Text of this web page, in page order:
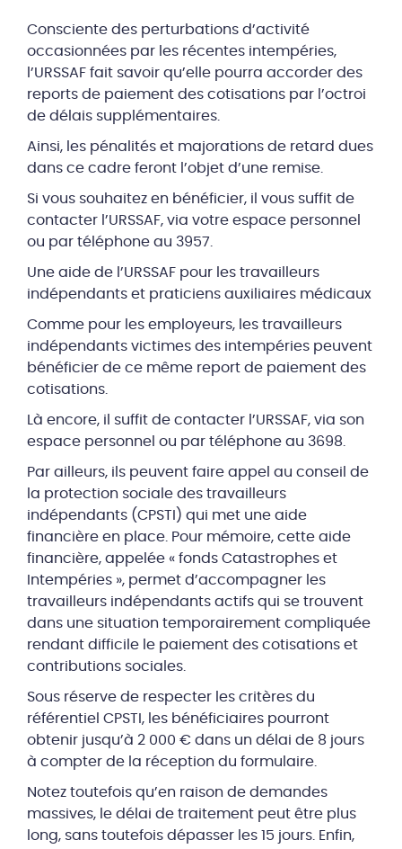
Consciente des perturbations d’activité
occasionnées par les récentes intempéries,
l’URSSAF fait savoir qu’elle pourra accorder des
reports de paiement des cotisations par l’octroi
de délais supplémentaires.
Ainsi, les pénalités et majorations de retard dues
dans ce cadre feront l’objet d’une remise.
Si vous souhaitez en bénéficier, il vous suffit de
contacter l’URSSAF, via votre espace personnel
ou par téléphone au 3957.
Une aide de l’URSSAF pour les travailleurs
indépendants et praticiens auxiliaires médicaux
Comme pour les employeurs, les travailleurs
indépendants victimes des intempéries peuvent
bénéficier de ce même report de paiement des
cotisations.
Là encore, il suffit de contacter l’URSSAF, via son
espace personnel ou par téléphone au 3698.
Par ailleurs, ils peuvent faire appel au conseil de
la protection sociale des travailleurs
indépendants (CPSTI) qui met une aide
financière en place. Pour mémoire, cette aide
financière, appelée « fonds Catastrophes et
Intempéries », permet d’accompagner les
travailleurs indépendants actifs qui se trouvent
dans une situation temporairement compliquée
rendant difficile le paiement des cotisations et
contributions sociales.
Sous réserve de respecter les critères du
référentiel CPSTI, les bénéficiaires pourront
obtenir jusqu’à 2 000 € dans un délai de 8 jours
à compter de la réception du formulaire.
Notez toutefois qu’en raison de demandes
massives, le délai de traitement peut être plus
long, sans toutefois dépasser les 15 jours. Enfin,